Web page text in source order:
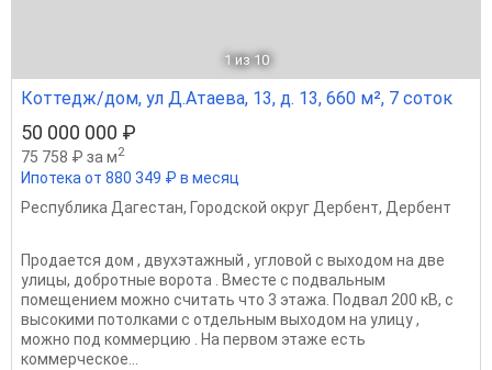
1 из 10
Коттедж/дом, ул Д.Атаева, 13, д. 13, 660 м², 7 соток
50 000 000 ₽
75 758 ₽ за м2
Ипотека от 880 349 ₽ в месяц
Республика Дагестан, Городской округ Дербент, Дербент
Продается дом , двухэтажный , угловой с выходом на две
улицы, добротные ворота . Вместе с подвальным
помещением можно считать что 3 этажа. Подвал 200 кВ, с
высокими потолками с отдельным выходом на улицу ,
можно под коммерцию . На первом этаже есть
коммерческое...